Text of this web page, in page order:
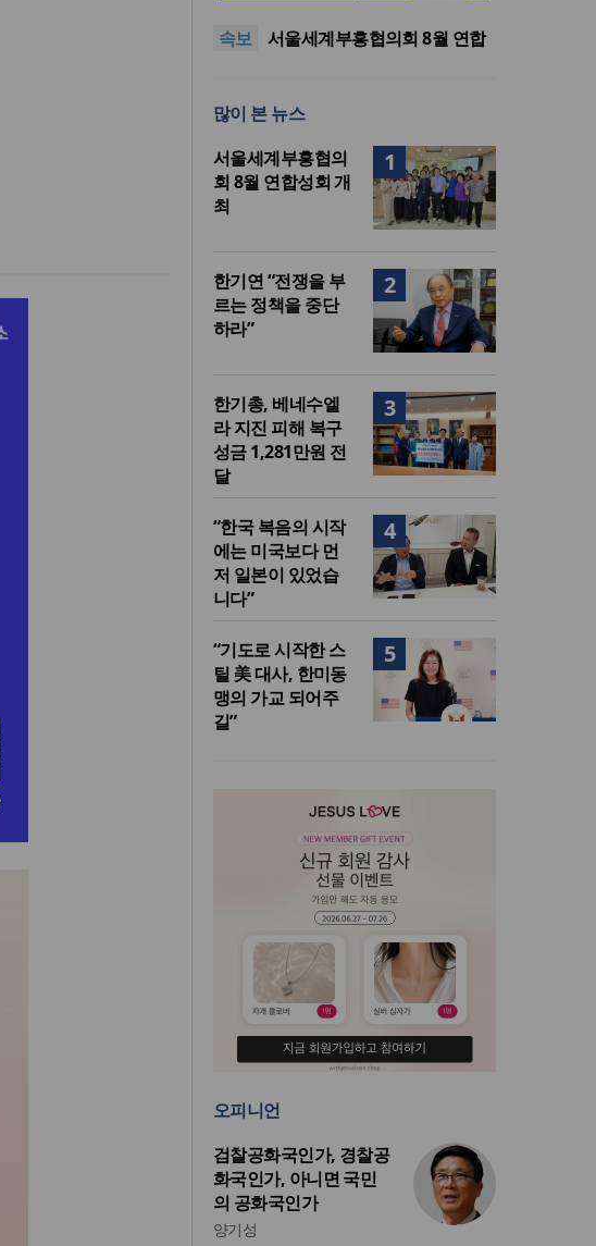
속보
중단하라”
서울세계부흥협의회 8월 연합
협력
다 먼저 일본이 있었습니다”
“기도로 시작한 스틸 美 대사,
한미동맹의 가교 되어주길”
많이 본 뉴스
1
서울세계부흥협의
회 8월 연합성회 개
최
2
한기연 “전쟁을 부
르는 정책을 중단
하라”
3
한기총, 베네수엘
라 지진 피해 복구
성금 1,281만원 전
달
4
“한국 복음의 시작
에는 미국보다 먼
저 일본이 있었습
니다”
5
“기도로 시작한 스
틸 美 대사, 한미동
맹의 가교 되어주
길”
오피니언
검찰공화국인가, 경찰공
화국인가, 아니면 국민
의 공화국인가
양기성